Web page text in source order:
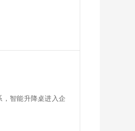
智能升降桌进入企